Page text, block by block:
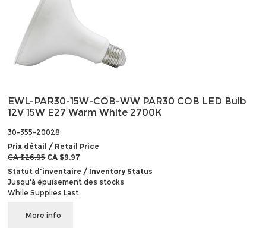
EWL-PAR30-15W-COB-WW PAR30 COB LED Bulb
12V 15W E27 Warm White 2700K
30-355-20028
Prix détail / Retail Price
CA $26.95CA $9.97
Statut d'inventaire / Inventory Status
Jusqu'à épuisement des stocks
While Supplies Last
More info